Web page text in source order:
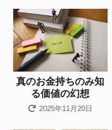
真のお金持ちのみ知
る価値の幻想
2025年11月20日